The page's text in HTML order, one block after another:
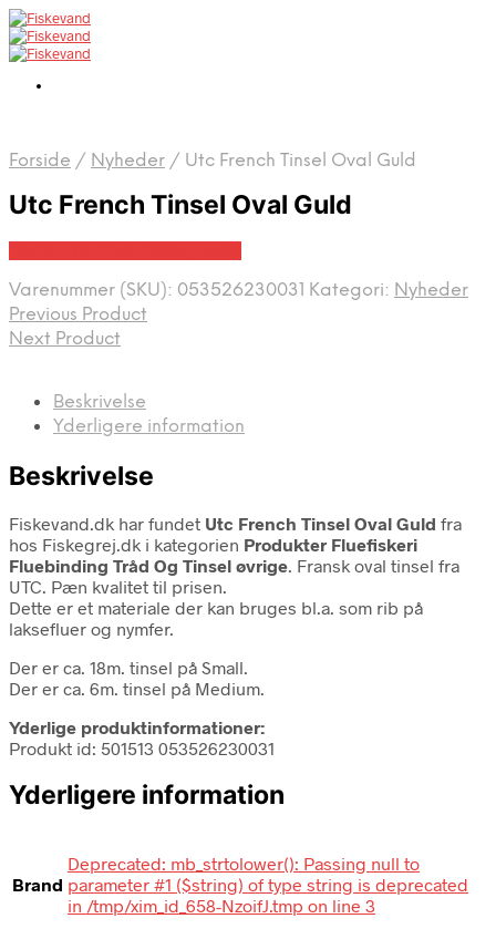
Forside / Nyheder / Utc French Tinsel Oval Guld
Utc French Tinsel Oval Guld
Varenummer (SKU): 053526230031 Kategori: Nyheder
Previous Product
Next Product
Beskrivelse
Yderligere information
Beskrivelse
Fiskevand.dk har fundet Utc French Tinsel Oval Guld fra
hos Fiskegrej.dk i kategorien Produkter Fluefiskeri
Fluebinding Tråd Og Tinsel øvrige. Fransk oval tinsel fra
UTC. Pæn kvalitet til prisen.
Dette er et materiale der kan bruges bl.a. som rib på
laksefluer og nymfer.
Der er ca. 18m. tinsel på Small.
Der er ca. 6m. tinsel på Medium.
Yderlige produktinformationer:
Produkt id: 501513 053526230031
Yderligere information
Brand
Deprecated: mb_strtolower(): Passing null to
parameter #1 ($string) of type string is deprecated
in /tmp/xim_id_658-NzoifJ.tmp on line 3